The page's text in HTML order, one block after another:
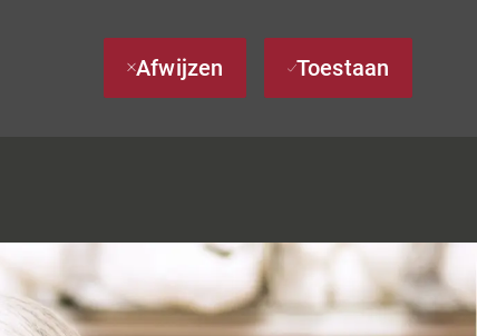
Afwijzen Toestaan